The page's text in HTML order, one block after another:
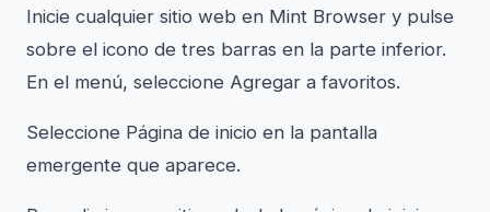
Inicie cualquier sitio web en Mint Browser y pulse
sobre el icono de tres barras en la parte inferior.
En el menú, seleccione Agregar a favoritos.
Seleccione Página de inicio en la pantalla
emergente que aparece.